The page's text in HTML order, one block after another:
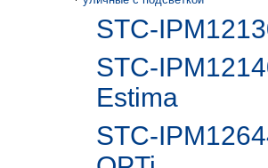
STC-
STC-
Estima
STC-